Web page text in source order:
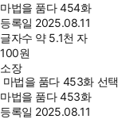
마법을 품다 454화
등록일 2025.08.11
글자수 약 5.1천 자
100원
소장
마법을 품다 453화 선택
마법을 품다 453화
등록일 2025.08.11